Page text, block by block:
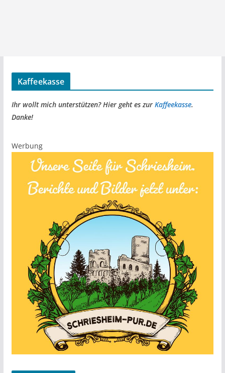
Kaffeekasse
Ihr wollt mich unterstützen? Hier geht es zur Kaffeekasse.
Danke!
Werbung